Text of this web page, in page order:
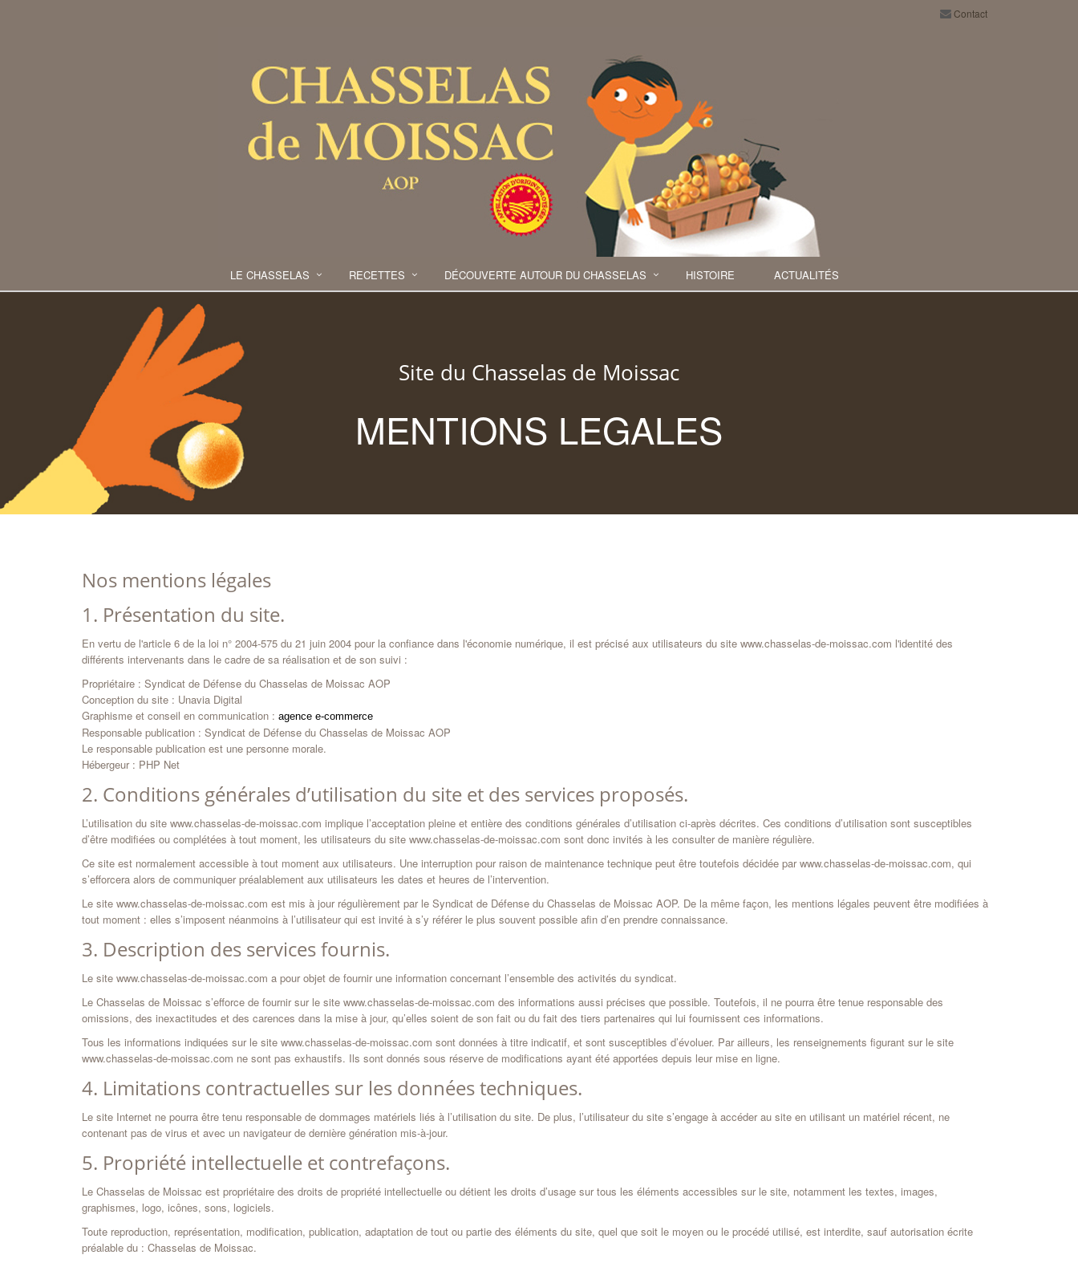
Contact
LE CHASSELAS RECETTES DÉCOUVERTE AUTOUR DU CHASSELAS HISTOIRE ACTUALITÉS
Site du Chasselas de Moissac
MENTIONS LEGALES
Nos mentions légales
1. Présentation du site.
En vertu de l'article 6 de la loi n° 2004-575 du 21 juin 2004 pour la confiance dans l'économie numérique, il est précisé aux utilisateurs du site www.chasselas-de-moissac.com l'identité des
différents intervenants dans le cadre de sa réalisation et de son suivi :
Propriétaire : Syndicat de Défense du Chasselas de Moissac AOP
Conception du site : Unavia Digital
Graphisme et conseil en communication : agence e-commerce
Responsable publication : Syndicat de Défense du Chasselas de Moissac AOP
Le responsable publication est une personne morale.
Hébergeur : PHP Net
2. Conditions générales d’utilisation du site et des services proposés.
L’utilisation du site www.chasselas-de-moissac.com implique l’acceptation pleine et entière des conditions générales d’utilisation ci-après décrites. Ces conditions d’utilisation sont susceptibles
d’être modifiées ou complétées à tout moment, les utilisateurs du site www.chasselas-de-moissac.com sont donc invités à les consulter de manière régulière.
Ce site est normalement accessible à tout moment aux utilisateurs. Une interruption pour raison de maintenance technique peut être toutefois décidée par www.chasselas-de-moissac.com, qui
s’efforcera alors de communiquer préalablement aux utilisateurs les dates et heures de l’intervention.
Le site www.chasselas-de-moissac.com est mis à jour régulièrement par le Syndicat de Défense du Chasselas de Moissac AOP. De la même façon, les mentions légales peuvent être modifiées à
tout moment : elles s’imposent néanmoins à l’utilisateur qui est invité à s’y référer le plus souvent possible afin d’en prendre connaissance.
3. Description des services fournis.
Le site www.chasselas-de-moissac.com a pour objet de fournir une information concernant l’ensemble des activités du syndicat.
Le Chasselas de Moissac s’efforce de fournir sur le site www.chasselas-de-moissac.com des informations aussi précises que possible. Toutefois, il ne pourra être tenue responsable des
omissions, des inexactitudes et des carences dans la mise à jour, qu’elles soient de son fait ou du fait des tiers partenaires qui lui fournissent ces informations.
Tous les informations indiquées sur le site www.chasselas-de-moissac.com sont données à titre indicatif, et sont susceptibles d’évoluer. Par ailleurs, les renseignements figurant sur le site
www.chasselas-de-moissac.com ne sont pas exhaustifs. Ils sont donnés sous réserve de modifications ayant été apportées depuis leur mise en ligne.
4. Limitations contractuelles sur les données techniques.
Le site Internet ne pourra être tenu responsable de dommages matériels liés à l’utilisation du site. De plus, l’utilisateur du site s’engage à accéder au site en utilisant un matériel récent, ne
contenant pas de virus et avec un navigateur de dernière génération mis-à-jour.
5. Propriété intellectuelle et contrefaçons.
Le Chasselas de Moissac est propriétaire des droits de propriété intellectuelle ou détient les droits d’usage sur tous les éléments accessibles sur le site, notamment les textes, images,
graphismes, logo, icônes, sons, logiciels.
Toute reproduction, représentation, modification, publication, adaptation de tout ou partie des éléments du site, quel que soit le moyen ou le procédé utilisé, est interdite, sauf autorisation écrite
préalable du : Chasselas de Moissac.